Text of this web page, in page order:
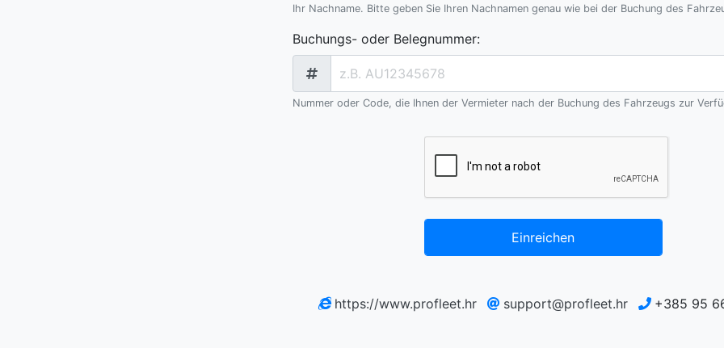
Ihr Nachname. Bitte geben Sie Ihren Nachnamen genau wie bei der Buchung des
Buchungs- oder Belegnummer:
Nummer oder Code, die Ihnen der Vermieter nach der Buchung des Fahrzeugs zur
Einreichen
https://www.profleet.hr support@profleet.hr +385 95